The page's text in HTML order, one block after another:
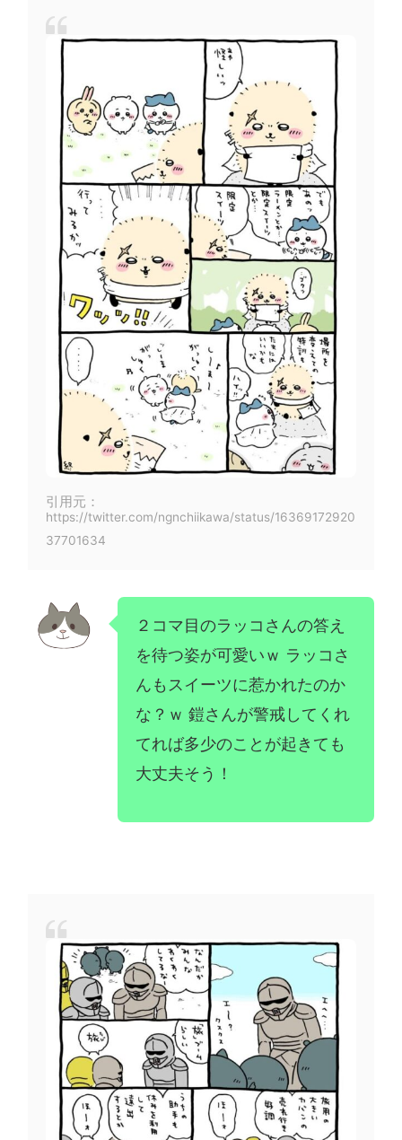
引用元：
https://twitter.com/ngnchiikawa/status/16369172920
37701634
２コマ目のラッコさんの答え
を待つ姿が可愛いｗ ラッコさ
んもスイーツに惹かれたのか
な？ｗ 鎧さんが警戒してくれ
てれば多少のことが起きても
大丈夫そう！